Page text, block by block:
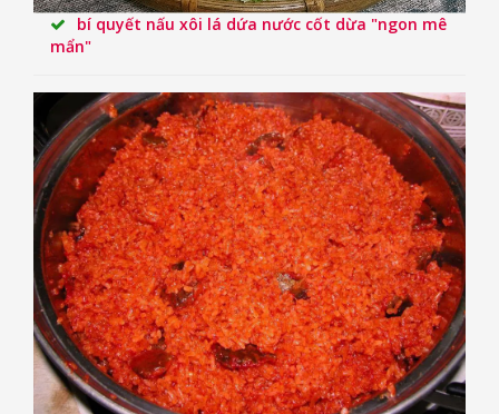
bí quyết nấu xôi lá dứa nước cốt dừa "ngon mê
mẩn"